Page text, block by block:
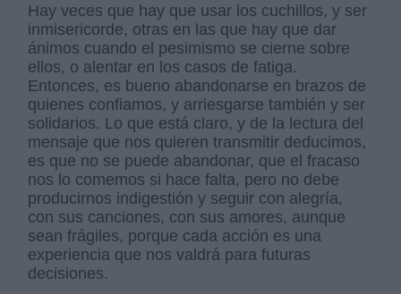
Hay veces que hay que usar los cuchillos, y ser
inmisericorde, otras en las que hay que dar
ánimos cuando el pesimismo se cierne sobre
ellos, o alentar en los casos de fatiga.
Entonces, es bueno abandonarse en brazos de
quienes confiamos, y arriesgarse también y ser
solidarios. Lo que está claro, y de la lectura del
mensaje que nos quieren transmitir deducimos,
es que no se puede abandonar, que el fracaso
nos lo comemos si hace falta, pero no debe
producirnos indigestión y seguir con alegría,
con sus canciones, con sus amores, aunque
sean frágiles, porque cada acción es una
experiencia que nos valdrá para futuras
decisiones.